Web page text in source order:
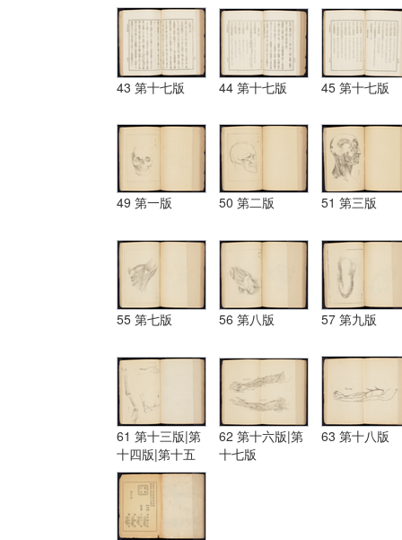
43 第十七版 44 第十七版 45 第十七版
49 第一版 50 第二版 51 第三版
55 第七版 56 第八版 57 第九版
61 第十三版|第
十四版|第十五
版
62 第十六版|第
十七版
63 第十八版